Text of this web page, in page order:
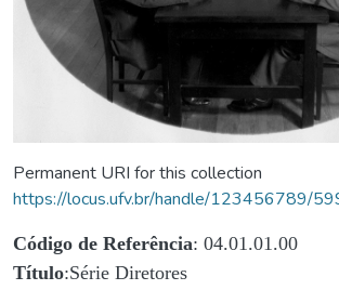
Permanent URI for this collection
https://locus.ufv.br/handle/123456789/
Código de Referência: 04.01.01.00
Título:Série Diretores